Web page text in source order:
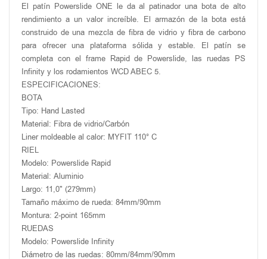
El patín Powerslide ONE le da al patinador una bota de alto
rendimiento a un valor increíble. El armazón de la bota está
construido de una mezcla de fibra de vidrio y fibra de carbono
para ofrecer una plataforma sólida y estable. El patín se
completa con el frame Rapid de Powerslide, las ruedas PS
Infinity y los rodamientos WCD ABEC 5.
ESPECIFICACIONES:
BOTA
Tipo: Hand Lasted
Material: Fibra de vidrio/Carbón
Liner moldeable al calor: MYFIT 110° C
RIEL
Modelo: Powerslide Rapid
Material: Aluminio
Largo: 11,0" (279mm)
Tamaño máximo de rueda: 84mm/90mm
Montura: 2-point 165mm
RUEDAS
Modelo: Powerslide Infinity
Diámetro de las ruedas: 80mm/84mm/90mm